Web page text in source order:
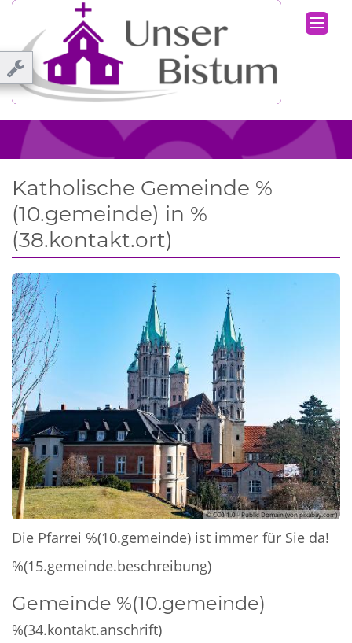
Katholische Gemeinde %
(10.gemeinde) in %
(38.kontakt.ort)
© CC0 1.0 - Public Domain (von pixabay.com)
Die Pfarrei %(10.gemeinde) ist immer für Sie da!
%(15.gemeinde.beschreibung)
Gemeinde %(10.gemeinde)
%(34.kontakt.anschrift)